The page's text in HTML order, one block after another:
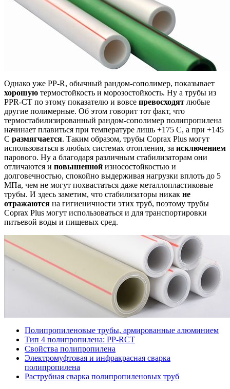
Однако уже PP-R, обычный рандом-сополимер, показывает
хорошую термостойкость и морозостойкость. Ну а трубы из
PPR-CT по этому показателю и вовсе превосходят любые
другие полимерные. Об этом говорит тот факт, что
термостабилизированный рандом-сополимер полипропилена
начинает плавиться при температуре лишь +175 С, а при +145
С размягчается. Таким образом, трубы Coprax Plus могут
использоваться в любых системах отопления, за исключением
парового. Ну а благодаря различным стабилизаторам они
отличаются и повышенной износостойкостью и
долговечностью, спокойно выдерживая нагрузки вплоть до 5
МПа, чем не могут похвастаться даже металлопластиковые
трубы. И здесь заметим, что стабилизаторы никак не
отражаются на гигиеничности этих труб, поэтому трубы
Coprax Plus могут использоваться и для транспортировки
питьевой воды и пищевых сред.
Полипропиленовые трубы, армированные алюминием
Тип 4 полипропилена: PP-RCT
Свойства полипропилена
Электромуфтовая и инфракрасная сварка
полипропилена
Раструбная сварка полипропиленовых труб